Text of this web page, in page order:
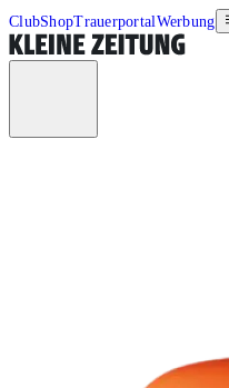
ClubShopTrauerportalWerbung